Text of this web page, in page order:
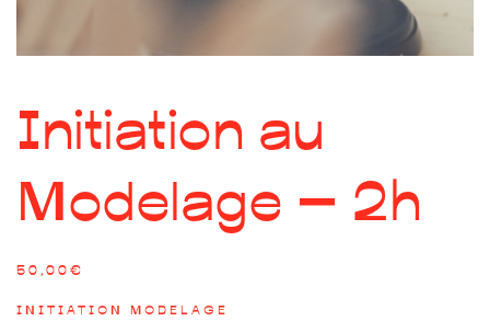
Initiation au
Modelage – 2h
50,00 €
INITIATION MODELAGE